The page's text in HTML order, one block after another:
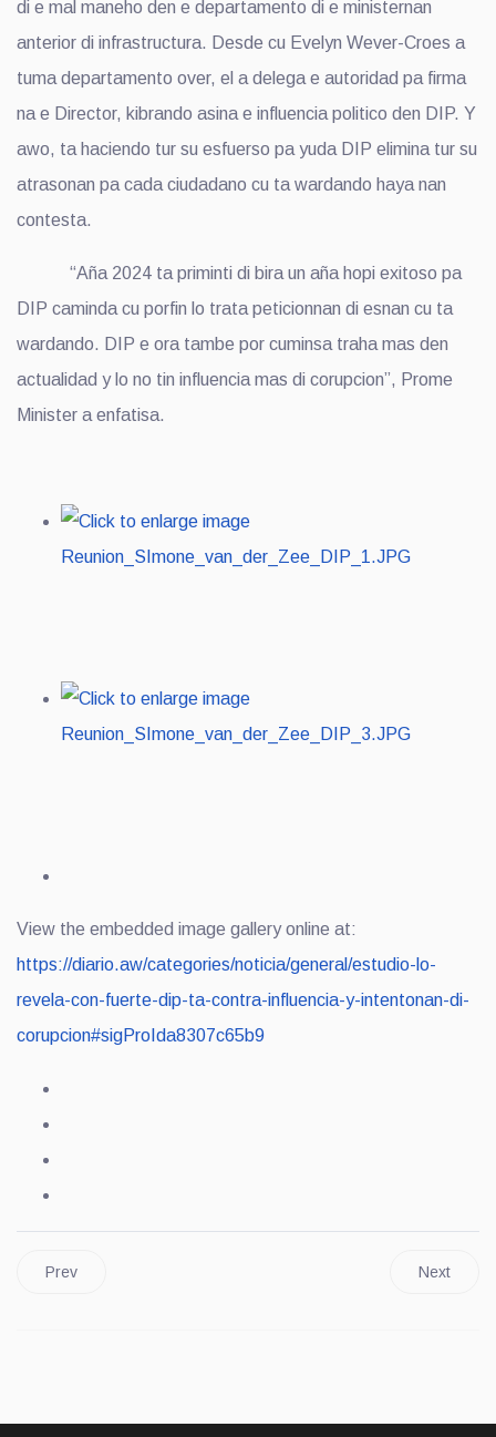
di e mal maneho den e departamento di e ministernan
anterior di infrastructura. Desde cu Evelyn Wever-Croes a
tuma departamento over, el a delega e autoridad pa firma
na e Director, kibrando asina e influencia politico den DIP. Y
awo, ta haciendo tur su esfuerso pa yuda DIP elimina tur su
atrasonan pa cada ciudadano cu ta wardando haya nan
contesta.
“Aña 2024 ta priminti di bira un aña hopi exitoso pa
DIP caminda cu porfin lo trata peticionnan di esnan cu ta
wardando. DIP e ora tambe por cuminsa traha mas den
actualidad y lo no tin influencia mas di corupcion”, Prome
Minister a enfatisa.
View the embedded image gallery online at:
https://diario.aw/categories/noticia/general/estudio-lo-
revela-con-fuerte-dip-ta-contra-influencia-y-intentonan-di-
corupcion#sigProIda8307c65b9
Prev Next